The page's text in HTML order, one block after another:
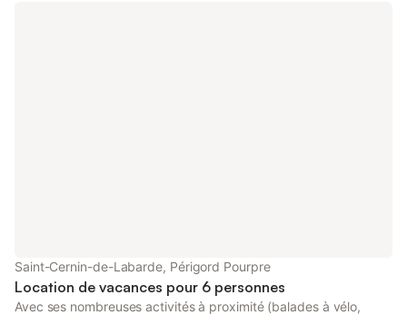
Saint-Cernin-de-Labarde, Périgord Pourpre
Location de vacances pour 6 personnes
Avec ses nombreuses activités à proximité (balades à vélo,